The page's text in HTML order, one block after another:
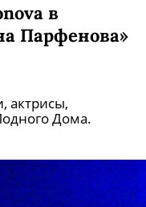
в
Парфенова»
актрисы,
Дома.